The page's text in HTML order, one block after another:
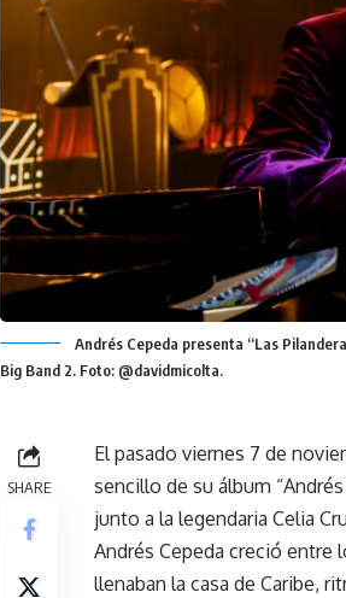
Andrés Cepeda presenta “Las
Big Band 2. Foto: @davidmicolta.
SHARE
El pasado viernes 7 de
sencillo de su álbum
junto a la legendaria Celia
Andrés Cepeda creció entre
llenaban la casa de Caribe,